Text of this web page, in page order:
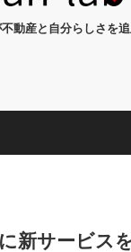
動産と自分らしさを
新サービス